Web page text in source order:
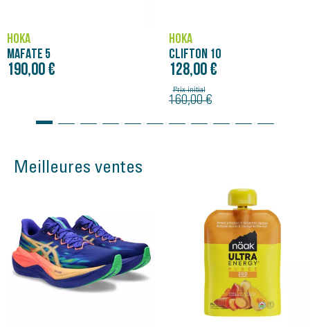
HOKA
MAFATE 5
190,00 €
HOKA
CLIFTON 10
128,00 €
Prix initial
160,00 €
Meilleures ventes